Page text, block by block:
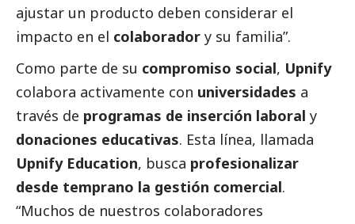
ajustar un producto deben considerar el
impacto en el colaborador y su familia”.
Como parte de su compromiso social, Upnify
colabora activamente con universidades a
través de programas de inserción laboral y
donaciones educativas. Esta línea, llamada
Upnify Education, busca profesionalizar
desde temprano la gestión comercial.
“Muchos de nuestros colaboradores